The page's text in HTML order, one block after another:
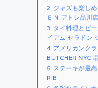
2 ジャズも楽し
ＥＮ アトレ品川店
3 タイ料理とビ
イアム セラドン
4 アメリカンク
BUTCHER NYC
5 ステーキが最
RIB